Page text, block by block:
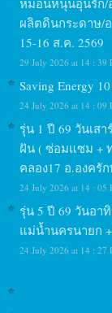
หมอนหนุนอุ่นรัก/
ผลิตดินกระดาษ/
15-16 ส.ค. 2569
29 July 2026 at 14 : 39
Saving Energy
24 July 2026 at 14 : 09
รุ่น 1 ปี 69 วันเส
ฝัน ( ซ่อมแซม +
คลอง17 อ.องครั
24 July 2026 at 14 : 05
รุ่น 5 ปี 69 วันอา
แม่น้ำนครนายก
24 July 2026 at 14 : 27